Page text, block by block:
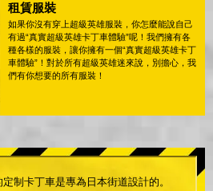
租賃服裝
如果你沒有穿上超級英雄服裝，你怎麼能說自己
有過“真實超級英雄卡丁車體驗”呢！我們擁有各
種各樣的服裝，讓你擁有一個“真實超級英雄卡丁
車體驗”！對於所有超級英雄迷來說，別擔心，我
們有你想要的所有服裝！
制卡丁車是專為日本街道設計的。